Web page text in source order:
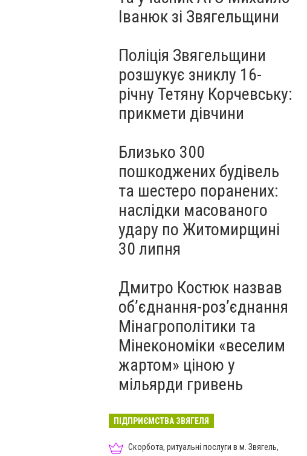
Іванюк зі Звягельщини
Поліція Звягельщини
розшукує зниклу 16-
річну Тетяну Корчевську:
прикмети дівчини
Близько 300
пошкоджених будівель
та шестеро поранених:
наслідки масованого
удару по Житомирщині
30 липня
Дмитро Костюк назвав
об’єднання-роз’єднання
Мінагрополітики та
Мінекономіки «веселим
жартом» ціною у
мільярди гривень
ПІДПРИЄМСТВА ЗВЯГЕЛЯ
Скорбота, ритуальні послуги в м. Звягель,